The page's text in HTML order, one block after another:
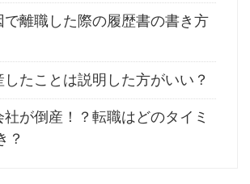
で離職した際の履歴書の書き方
したことは説明した方がいい？
社が倒産！？転職はどのタイミ
？